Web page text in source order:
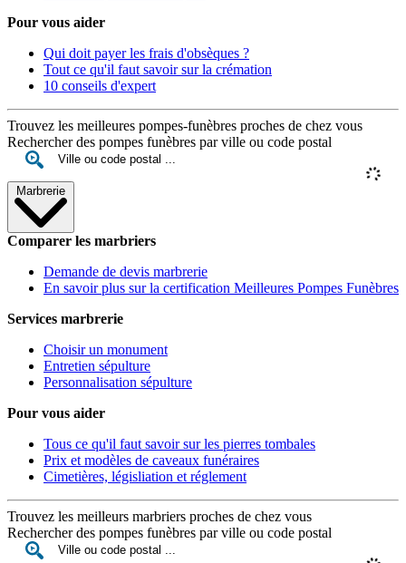
Pour vous aider
Qui doit payer les frais d'obsèques ?
Tout ce qu'il faut savoir sur la crémation
10 conseils d'expert
Trouvez les meilleures pompes-funèbres proches de chez vous
Rechercher des pompes funèbres par ville ou code postal
Marbrerie
Comparer les marbriers
Demande de devis marbrerie
En savoir plus sur la certification Meilleures Pompes Funèbres
Services marbrerie
Choisir un monument
Entretien sépulture
Personnalisation sépulture
Pour vous aider
Tous ce qu'il faut savoir sur les pierres tombales
Prix et modèles de caveaux funéraires
Cimetières, législiation et réglement
Trouvez les meilleurs marbriers proches de chez vous
Rechercher des pompes funèbres par ville ou code postal